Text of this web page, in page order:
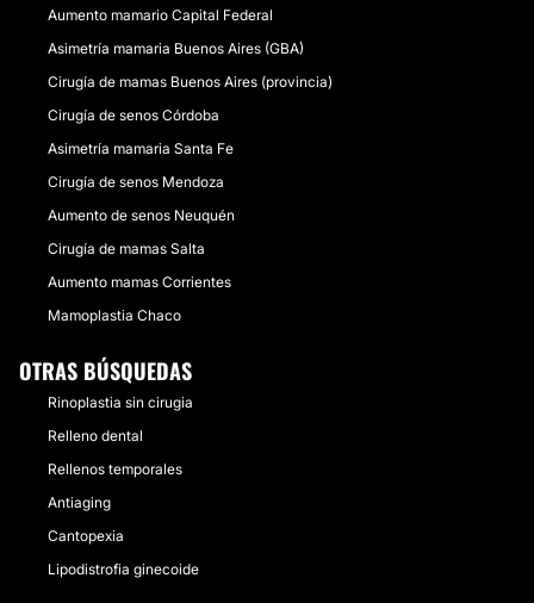
Aumento mamario Capital Federal
Asimetría mamaria Buenos Aires (GBA)
Cirugía de mamas Buenos Aires (provincia)
Cirugía de senos Córdoba
Asimetría mamaria Santa Fe
Cirugía de senos Mendoza
Aumento de senos Neuquén
Cirugía de mamas Salta
Aumento mamas Corrientes
Mamoplastia Chaco
OTRAS BÚSQUEDAS
Rinoplastia sin cirugia
Relleno dental
Rellenos temporales
Antiaging
Cantopexia
Lipodistrofia ginecoide